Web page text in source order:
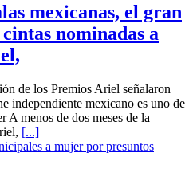
mexicanas, el gran
nominadas a
de los Premios Ariel señalaron
independiente mexicano es uno de
A menos de dos meses de la
[...]